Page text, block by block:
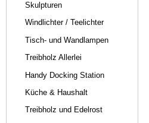
Skulpturen
Windlichter / Teelichter
Tisch- und Wandlampen
Treibholz Allerlei
Handy Docking Station
Küche & Haushalt
Treibholz und Edelrost